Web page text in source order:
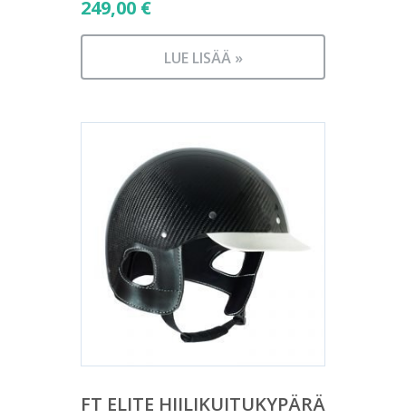
249,00 €
LUE LISÄÄ »
FT ELITE HIILIKUITUKYPÄRÄ